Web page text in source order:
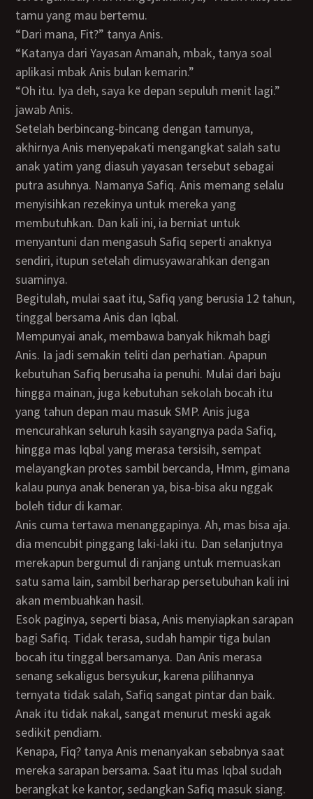
tamu yang mau bertemu.
“Dari mana, Fit?” tanya Anis.
“Katanya dari Yayasan Amanah, mbak, tanya soal
aplikasi mbak Anis bulan kemarin.”
“Oh itu. Iya deh, saya ke depan sepuluh menit lagi.”
jawab Anis.
Setelah berbincang-bincang dengan tamunya,
akhirnya Anis menyepakati mengangkat salah satu
anak yatim yang diasuh yayasan tersebut sebagai
putra asuhnya. Namanya Safiq. Anis memang selalu
menyisihkan rezekinya untuk mereka yang
membutuhkan. Dan kali ini, ia berniat untuk
menyantuni dan mengasuh Safiq seperti anaknya
sendiri, itupun setelah dimusyawarahkan dengan
suaminya.
Begitulah, mulai saat itu, Safiq yang berusia 12 tahun,
tinggal bersama Anis dan Iqbal.
Mempunyai anak, membawa banyak hikmah bagi
Anis. Ia jadi semakin teliti dan perhatian. Apapun
kebutuhan Safiq berusaha ia penuhi. Mulai dari baju
hingga mainan, juga kebutuhan sekolah bocah itu
yang tahun depan mau masuk SMP. Anis juga
mencurahkan seluruh kasih sayangnya pada Safiq,
hingga mas Iqbal yang merasa tersisih, sempat
melayangkan protes sambil bercanda, Hmm, gimana
kalau punya anak beneran ya, bisa-bisa aku nggak
boleh tidur di kamar.
Anis cuma tertawa menanggapinya. Ah, mas bisa aja.
dia mencubit pinggang laki-laki itu. Dan selanjutnya
merekapun bergumul di ranjang untuk memuaskan
satu sama lain, sambil berharap persetubuhan kali ini
akan membuahkan hasil.
Esok paginya, seperti biasa, Anis menyiapkan sarapan
bagi Safiq. Tidak terasa, sudah hampir tiga bulan
bocah itu tinggal bersamanya. Dan Anis merasa
senang sekaligus bersyukur, karena pilihannya
ternyata tidak salah, Safiq sangat pintar dan baik.
Anak itu tidak nakal, sangat menurut meski agak
sedikit pendiam.
Kenapa, Fiq? tanya Anis menanyakan sebabnya saat
mereka sarapan bersama. Saat itu mas Iqbal sudah
berangkat ke kantor, sedangkan Safiq masuk siang.